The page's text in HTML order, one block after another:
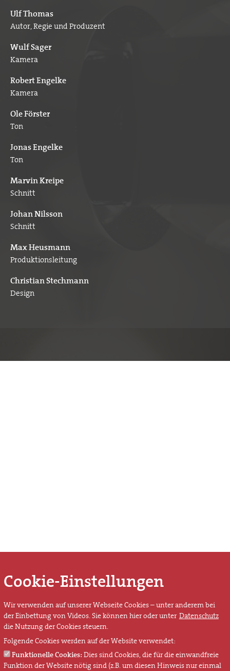
Ulf Thomas
Autor, Regie und Produzent
Wulf Sager
Kamera
Robert Engelke
Kamera
Ole Förster
Ton
Jonas Engelke
Ton
Marvin Kreipe
Schnitt
Johan Nilsson
Schnitt
Max Heusmann
Produktionsleitung
Christian Stechmann
Design
Cookie-Einstellungen
Wir verwenden auf unserer Webseite Cookies – unter anderem bei
der Einbettung von Videos. Sie können hier oder unter Datenschutz
die Nutzung der Cookies steuern.
Folgende Cookies werden auf der Website verwendet:
Funktionelle Cookies: Dies sind Cookies, die für die einwandfreie
Funktion der Website nötig sind (z.B. um diesen Hinweis nur einmal